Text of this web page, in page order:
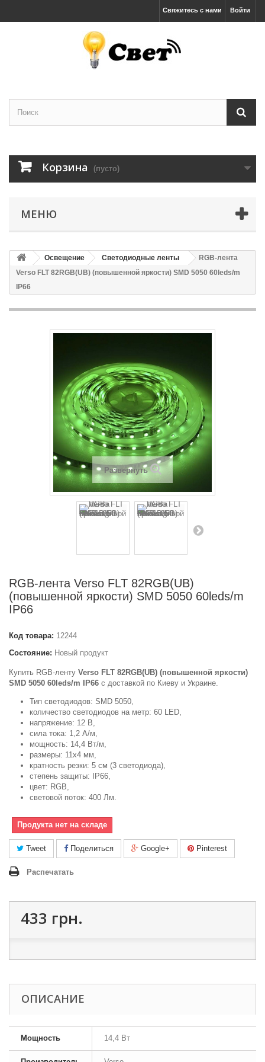
Войти
Свяжитесь с нами
Корзина (пусто)
МЕНЮ
Освещение Светодиодные ленты
RGB-лента
Verso FLT 82RGB(UB) (повышенной яркости) SMD 5050 60leds/m
IP66
Развернуть
RGB-лента Verso FLT 82RGB(UB)
(повышенной яркости) SMD 5050 60leds/m
IP66
Код товара: 12244
Состояние: Новый продукт
Купить RGB-ленту Verso FLT 82RGB(UB) (повышенной яркости)
SMD 5050 60leds/m IP66 с доставкой по Киеву и Украине.
Тип светодиодов: SMD 5050,
количество светодиодов на метр: 60 LED,
напряжение: 12 В,
сила тока: 1,2 А/м,
мощность: 14,4 Вт/м,
размеры: 11x4 мм,
кратность резки: 5 см (3 светодиода),
степень защиты: IP66,
цвет: RGB,
световой поток: 400 Лм.
Продукта нет на складе
Tweet Поделиться Google+ Pinterest
Распечатать
433 грн.
ОПИСАНИЕ
Мощность 14,4 Вт